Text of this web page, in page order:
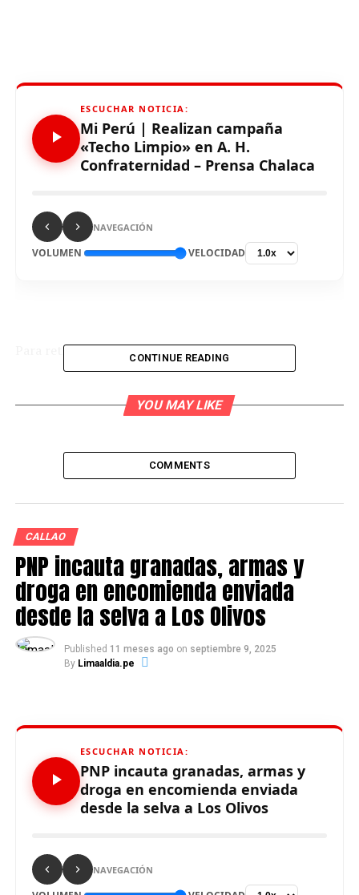
ESCUCHAR NOTICIA:
Mi Perú | Realizan campaña
«Techo Limpio» en A. H.
Confraternidad – Prensa Chalaca
NAVEGACIÓN
VOLUMEN VELOCIDAD
Para retirar residuos de viviendas
campañas de «Techo Limpio» para ayudar a los vecinos
En esta oportunidad la actividad se llevó a cabo en los
la campaña de Techo Limpio?
Source link
Comparte esto:
Telegram
Imprimir
RELATED TOPICS:
UP NEXT
CONTINUE READING
YOU MAY LIKE
COMMENTS
CALLAO
PNP incauta granadas, armas y
droga en encomienda enviada
desde la selva a Los Olivos
Published 11 meses ago on septiembre 9, 2025
By Limaaldia.pe
ESCUCHAR NOTICIA:
PNP incauta granadas, armas y
droga en encomienda enviada
desde la selva a Los Olivos
NAVEGACIÓN